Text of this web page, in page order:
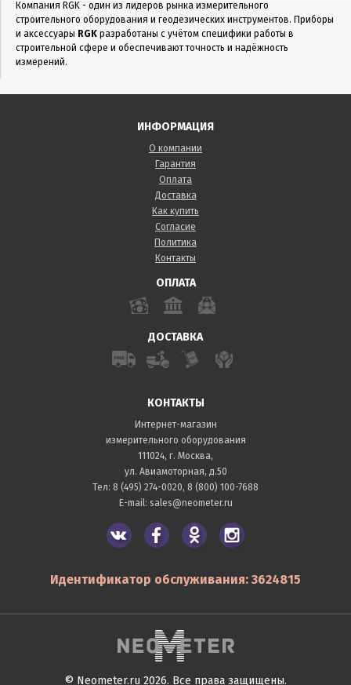
Компания RGK - один из лидеров рынка измерительного
строительного оборудования и геодезических инструментов. Приборы
и аксессуары RGK разработаны с учётом специфики работы в
строительной сфере и обеспечивают точность и надёжность
измерений.
ИНФОРМАЦИЯ
О компании
Гарантия
Оплата
Доставка
Как купить
Согласие
Политика
Контакты
ОПЛАТА
ДОСТАВКА
КОНТАКТЫ
Интернет-магазин
измерительного оборудования
111024, г. Москва,
ул. Авиамоторная, д.50
Тел: 8 (495) 274-0020, 8 (800) 100-7688
E-mail: sales@neometer.ru
Идентификатор обслуживания: 3624815
© Neometer.ru 2026. Все права защищены.